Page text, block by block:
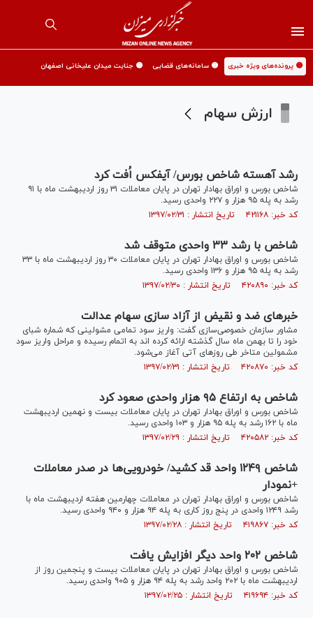
🟡 پرونده‌های ویژه خبری 🟡 سامانه‌های قضایی 🟡 جنایت میدان علیخانی اصفهان
ارزش سهام
رشد آهسته شاخص بورس/ آیفکس اُفت کرد
شاخص بورس و اوراق بهادار تهران در پایان معاملات ۳۱ روز اردیبهشت ماه با ۹۱
رشد به پله ۹۵ هزار و ۲۲۷ واحدی رسید.
کد خبر: ۴۲۱۱۶۸ تاریخ انتشار : ۱۳۹۷/۰۲/۳۱
شاخص با رشد ۳۳ واحدی متوقف شد
شاخص بورس و اوراق بهادار تهران در پایان معاملات ۳۰ روز اردیبهشت ماه با ۳۳
رشد به پله ۹۵ هزار و ۱۳۶ واحدی رسید.
کد خبر: ۴۲۰۸۹۰ تاریخ انتشار : ۱۳۹۷/۰۲/۳۰
خبر‌های ضد و نقیض از آزاد سازی سهام عدالت
مشاور سازمان خصوصی‌سازی گفت: واریز سود تمامی مشولینی که شماره شبای
خود را تا بهمن ماه سال گذشته ارائه کرده اند به اتمام رسیده و مراحل واریز سود
مشمولین متاخر طی روز‌های آتی آغاز می‌شود.
کد خبر: ۴۲۰۸۷۰ تاریخ انتشار : ۱۳۹۷/۰۲/۳۱
شاخص به ارتفاع ۹۵ هزار واحدی صعود کرد
شاخص بورس و اوراق بهادار تهران در پایان معاملات بیست و نهمین اردیبهشت
ماه با ۱۶۲ رشد به پله ۹۵ هزار و ۱۰۳ واحدی رسید.
کد خبر: ۴۲۰۵۸۲ تاریخ انتشار : ۱۳۹۷/۰۲/۲۹
شاخص ۱۲۴۹ واحد قد کشید/ خودرویی‌ها در صدر معاملات
+نمودار
شاخص بورس و اوراق بهادار تهران در معاملات چهارمین هفته اردیبهشت ماه با
رشد ۱۲۴۹ واحدی در پنج روز کاری به پله ۹۴ هزار و ۹۴۰ واحدی رسید.
کد خبر: ۴۱۹۸۶۷ تاریخ انتشار : ۱۳۹۷/۰۲/۲۸
شاخص ۲۰۲ واحد دیگر افزایش یافت
شاخص بورس و اوراق بهادار تهران در پایان معاملات بیست و پنجمین روز از
اردیبهشت ماه با ۲۰۲ واحد رشد به پله ۹۴ هزار و ۹۰۵ واحدی رسید.
کد خبر: ۴۱۹۶۹۴ تاریخ انتشار : ۱۳۹۷/۰۲/۲۵